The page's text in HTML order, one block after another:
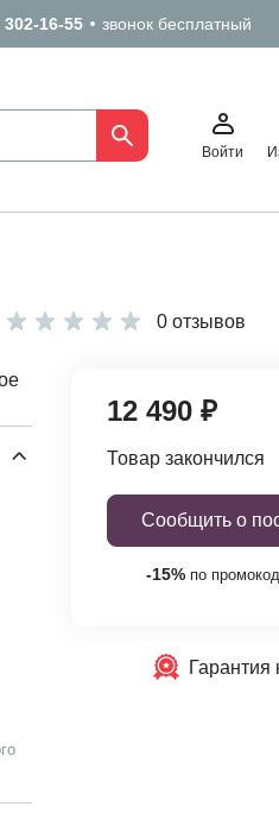
302-16-55 звонок бесплатный
Войти
0 отзывов
12 490 ₽
Товар закончился
Сообщить о
-15%по
Гарантия